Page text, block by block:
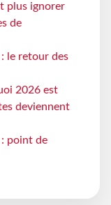
plus ignorer
de
le retour des
2026 est
deviennent
: point de